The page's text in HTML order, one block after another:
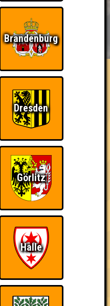
RESERVIERUNG
UNS
die in einem Stechen
gibt es für diese auch
zum
Wiederzehn macht
Brandenburg
Dresden
Görlitz
Halle